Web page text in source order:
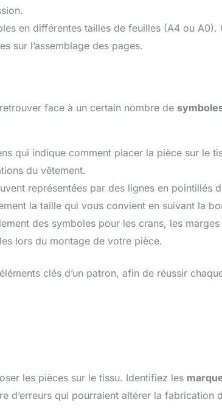
en différentes tailles de feuilles (A4 ou A0).
sur l’assemblage des pages.
face à un certain nombre de
qui indique comment placer la pièce sur le
du vêtement.
représentées par des lignes en pointillés
la taille qui vous convient en suivant la
des symboles pour les crans, les
lors du montage de votre pièce.
clés d’un patron, afin de réussir
les pièces sur le tissu. Identifiez les
d’erreurs qui pourraient altérer la fabrication